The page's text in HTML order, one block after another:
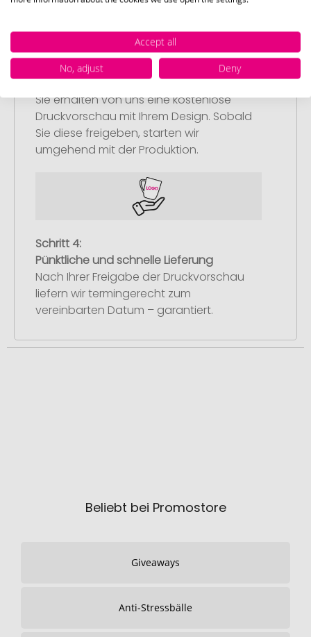
Schritt 3:
Artikelvorschau und Freigabe
Sie erhalten von uns eine kostenlose
Druckvorschau mit Ihrem Design. Sobald
Sie diese freigeben, starten wir
umgehend mit der Produktion.
Schritt 4:
Pünktliche und schnelle Lieferung
Nach Ihrer Freigabe der Druckvorschau
liefern wir termingerecht zum
vereinbarten Datum – garantiert.
Beliebt bei Promostore
Giveaways
Anti-Stressbälle
Accept all
No, adjust
Deny